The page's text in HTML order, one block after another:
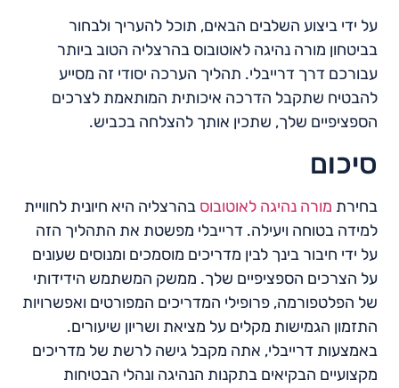
על ידי ביצוע השלבים הבאים, תוכל להעריך ולבחור
בביטחון מורה נהיגה לאוטובוס בהרצליה הטוב ביותר
עבורכם דרך דרייבלי. תהליך הערכה יסודי זה מסייע
להבטיח שתקבל הדרכה איכותית המותאמת לצרכים
הספציפיים שלך, שתכין אותך להצלחה בכביש.
סיכום
בחירת מורה נהיגה לאוטובוס בהרצליה היא חיונית לחוויית
למידה בטוחה ויעילה. דרייבלי מפשטת את התהליך הזה
על ידי חיבור בינך לבין מדריכים מוסמכים ומנוסים שעונים
על הצרכים הספציפיים שלך. ממשק המשתמש הידידותי
של הפלטפורמה, פרופילי המדריכים המפורטים ואפשרויות
התזמון הגמישות מקלים על מציאת ושריון שיעורים.
באמצעות דרייבלי, אתה מקבל גישה לרשת של מדריכים
מקצועיים הבקיאים בתקנות הנהיגה ונהלי הבטיחות